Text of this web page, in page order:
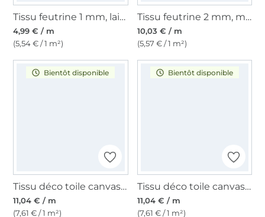
Tissu feutrine 1 mm, laize 90 cm, vert moyen
4,99 € / m
(5,54 € / 1 m²)
Tissu feutrine 2 mm, menthe foncé
10,03 € / m
(5,57 € / 1 m²)
Bientôt disponible
Tissu déco toile canvas uni, baies
11,04 € / m
(7,61 € / 1 m²)
Bientôt disponible
Tissu déco toile canvas uni, rose pâle
11,04 € / m
(7,61 € / 1 m²)